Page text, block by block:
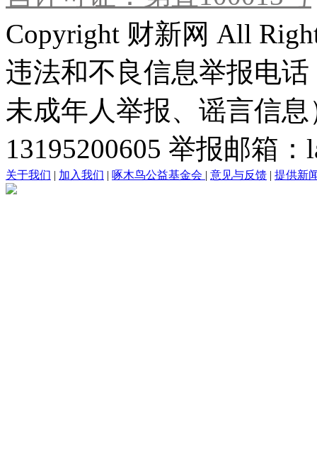
Copyright 财新网 All
违法和不良信息举报电
未成年人举报、谣言信
13195200605 举报邮箱
关于我们 | 加入我们 | 啄木鸟公益基金会 | 意见与反馈 | 提供新